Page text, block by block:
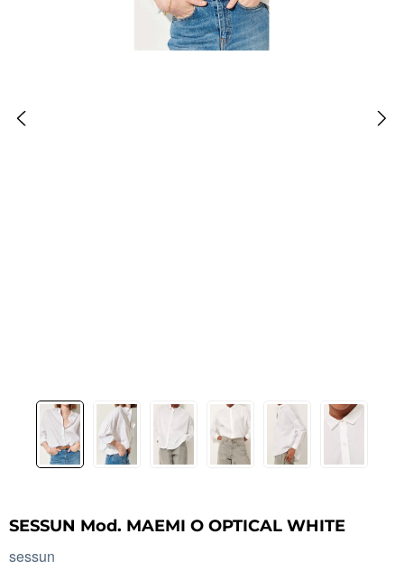
SESSUN Mod. MAEMI O OPTICAL WHITE
sessun